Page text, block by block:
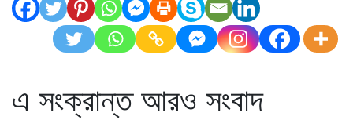
এ সংক্রান্ত আরও সংবাদ